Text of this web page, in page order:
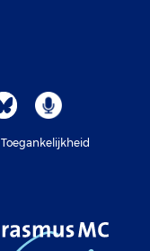
Toegankelijkheid